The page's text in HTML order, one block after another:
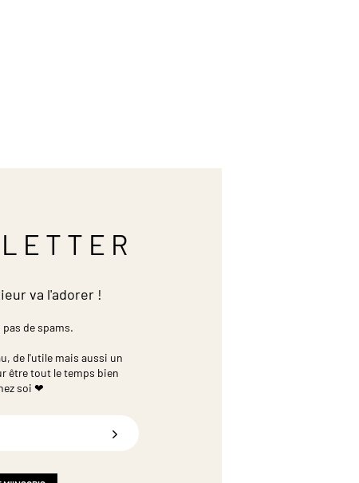
va l'adorer !
de spams.
de l'utile mais aussi un
être tout le temps bien
soi ❤